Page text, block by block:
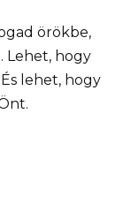
örökbe,
Lehet, hogy
lehet, hogy